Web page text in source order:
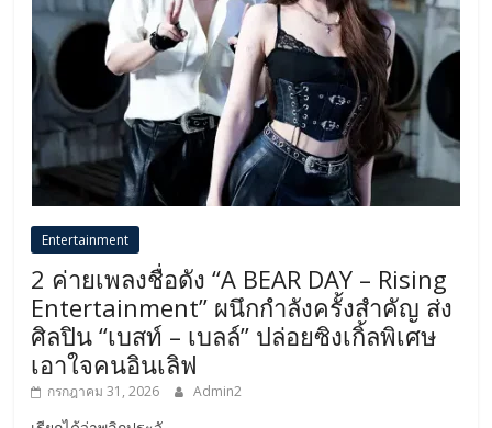
Entertainment
2 ค่ายเพลงชื่อดัง “A BEAR DAY – Rising
Entertainment” ผนึกกำลังครั้งสำคัญ ส่ง
ศิลปิน “เบสท์ – เบลล์” ปล่อยซิงเกิ้ลพิเศษ
เอาใจคนอินเลิฟ
กรกฎาคม 31, 2026 Admin2